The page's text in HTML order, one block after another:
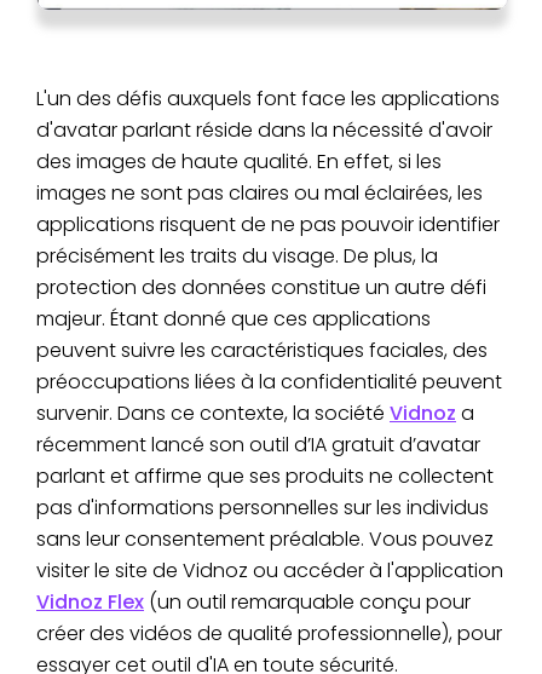
L'un des défis auxquels font face les applications
d'avatar parlant réside dans la nécessité d'avoir
des images de haute qualité. En effet, si les
images ne sont pas claires ou mal éclairées, les
applications risquent de ne pas pouvoir identifier
précisément les traits du visage. De plus, la
protection des données constitue un autre défi
majeur. Étant donné que ces applications
peuvent suivre les caractéristiques faciales, des
préoccupations liées à la confidentialité peuvent
survenir. Dans ce contexte, la société Vidnoz a
récemment lancé son outil d’IA gratuit d’avatar
parlant et affirme que ses produits ne collectent
pas d'informations personnelles sur les individus
sans leur consentement préalable. Vous pouvez
visiter le site de Vidnoz ou accéder à l'application
Vidnoz Flex (un outil remarquable conçu pour
créer des vidéos de qualité professionnelle), pour
essayer cet outil d'IA en toute sécurité.